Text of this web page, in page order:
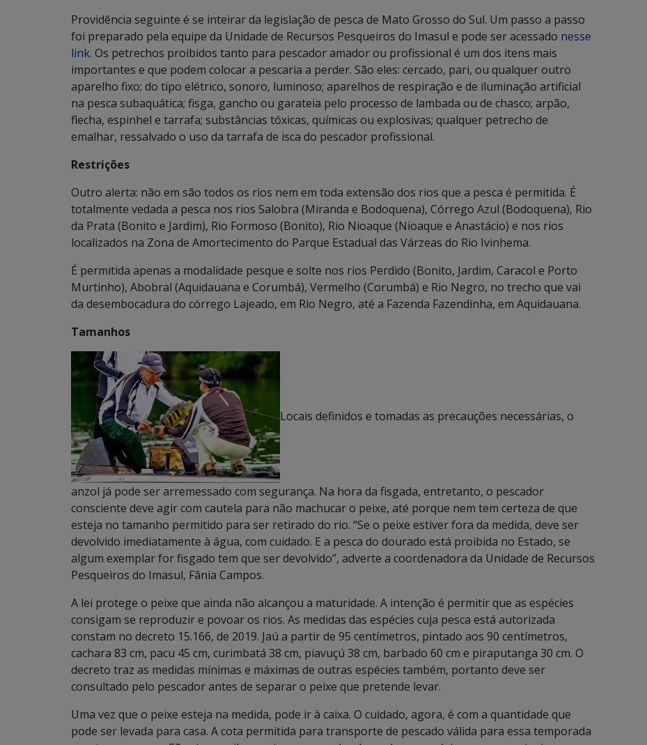
Providência seguinte é se inteirar da legislação de pesca de Mato Grosso do Sul. Um passo a passo
foi preparado pela equipe da Unidade de Recursos Pesqueiros do Imasul e pode ser acessado nesse
link. Os petrechos proibidos tanto para pescador amador ou profissional é um dos itens mais
importantes e que podem colocar a pescaria a perder. São eles: cercado, pari, ou qualquer outro
aparelho fixo; do tipo elétrico, sonoro, luminoso; aparelhos de respiração e de iluminação artificial
na pesca subaquática; fisga, gancho ou garateia pelo processo de lambada ou de chasco; arpão,
flecha, espinhel e tarrafa; substâncias tóxicas, químicas ou explosivas; qualquer petrecho de
emalhar, ressalvado o uso da tarrafa de isca do pescador profissional.
Restrições
Outro alerta: não em são todos os rios nem em toda extensão dos rios que a pesca é permitida. É
totalmente vedada a pesca nos rios Salobra (Miranda e Bodoquena), Córrego Azul (Bodoquena), Rio
da Prata (Bonito e Jardim), Rio Formoso (Bonito), Rio Nioaque (Nioaque e Anastácio) e nos rios
localizados na Zona de Amortecimento do Parque Estadual das Várzeas do Rio Ivinhema.
É permitida apenas a modalidade pesque e solte nos rios Perdido (Bonito, Jardim, Caracol e Porto
Murtinho), Abobral (Aquidauana e Corumbá), Vermelho (Corumbá) e Rio Negro, no trecho que vai
da desembocadura do córrego Lajeado, em Rio Negro, até a Fazenda Fazendinha, em Aquidauana.
Tamanhos
Locais definidos e tomadas as precauções necessárias, o
anzol já pode ser arremessado com segurança. Na hora da fisgada, entretanto, o pescador
consciente deve agir com cautela para não machucar o peixe, até porque nem tem certeza de que
esteja no tamanho permitido para ser retirado do rio. “Se o peixe estiver fora da medida, deve ser
devolvido imediatamente à água, com cuidado. E a pesca do dourado está proibida no Estado, se
algum exemplar for fisgado tem que ser devolvido”, adverte a coordenadora da Unidade de Recursos
Pesqueiros do Imasul, Fânia Campos.
A lei protege o peixe que ainda não alcançou a maturidade. A intenção é permitir que as espécies
consigam se reproduzir e povoar os rios. As medidas das espécies cuja pesca está autorizada
constam no decreto 15.166, de 2019. Jaú a partir de 95 centímetros, pintado aos 90 centímetros,
cachara 83 cm, pacu 45 cm, curimbatá 38 cm, piavuçú 38 cm, barbado 60 cm e piraputanga 30 cm. O
decreto traz as medidas mínimas e máximas de outras espécies também, portanto deve ser
consultado pelo pescador antes de separar o peixe que pretende levar.
Uma vez que o peixe esteja na medida, pode ir à caixa. O cuidado, agora, é com a quantidade que
pode ser levada para casa. A cota permitida para transporte de pescado válida para essa temporada